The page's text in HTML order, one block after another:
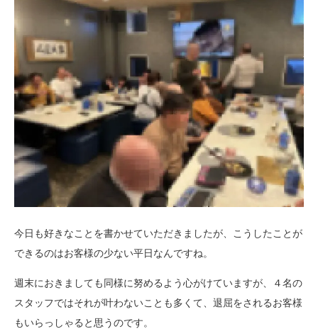
今日も好きなことを書かせていただきましたが、こうしたことが
できるのはお客様の少ない平日なんですね。
週末におきましても同様に努めるよう心がけていますが、４名の
スタッフではそれが叶わないことも多くて、退屈をされるお客様
もいらっしゃると思うのです。